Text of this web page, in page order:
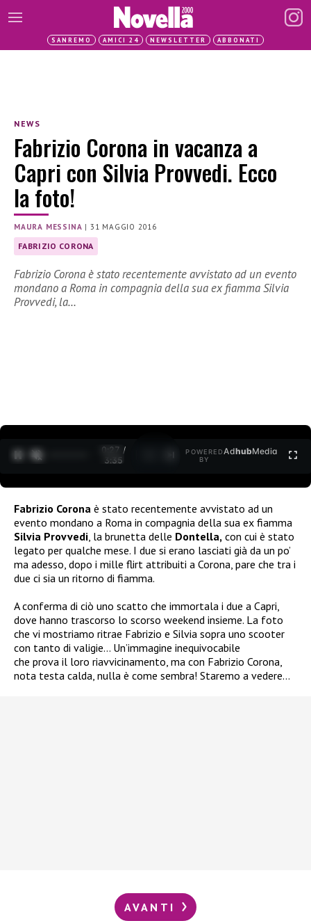
SANREMO AMICI 24 NEWSLETTER ABBONATI
NEWS
Fabrizio Corona in vacanza a
Capri con Silvia Provvedi. Ecco
la foto!
MAURA MESSINA | 31 MAGGIO 2016
FABRIZIO CORONA
Fabrizio Corona è stato recentemente avvistato ad un evento
mondano a Roma in compagnia della sua ex fiamma Silvia
Provvedi, la…
0:27 /
3:35
POWERED
BY
AdhubMedia
Fabrizio Corona è stato recentemente avvistato ad un
evento mondano a Roma in compagnia della sua ex fiamma
Silvia Provvedi , la brunetta delle Dontella, con cui è stato
legato per qualche mese. I due si erano lasciati già da un po’
ma adesso, dopo i mille flirt attribuiti a Corona, pare che tra i
due ci sia un ritorno di fiamma.
A conferma di ciò uno scatto che immortala i due a Capri,
dove hanno trascorso lo scorso weekend insieme. La foto
che vi mostriamo ritrae Fabrizio e Silvia sopra uno scooter
con tanto di valigie… Un’immagine inequivocabile
che prova il loro riavvicinamento, ma con Fabrizio Corona,
nota testa calda, nulla è come sembra! Staremo a vedere…
AVANTI